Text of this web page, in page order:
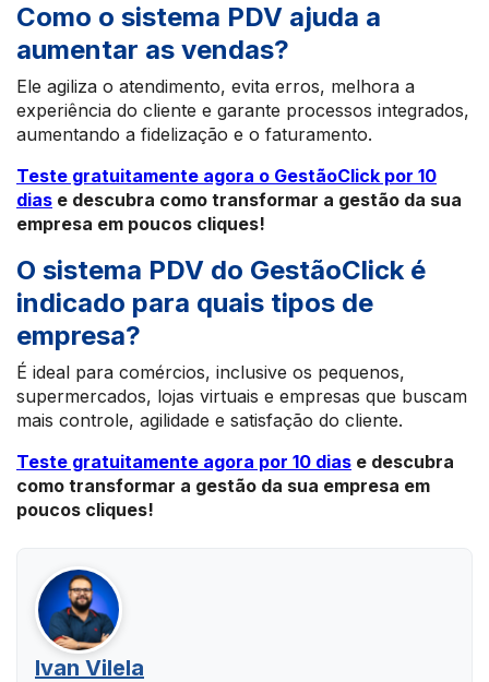
Como o sistema PDV ajuda a
aumentar as vendas?
Ele agiliza o atendimento, evita erros, melhora a
experiência do cliente e garante processos integrados,
aumentando a fidelização e o faturamento.
Teste gratuitamente agora o GestãoClick por 10
dias e descubra como transformar a gestão da sua
empresa em poucos cliques!
O sistema PDV do GestãoClick é
indicado para quais tipos de
empresa?
É ideal para comércios, inclusive os pequenos,
supermercados, lojas virtuais e empresas que buscam
mais controle, agilidade e satisfação do cliente.
Teste gratuitamente agora por 10 dias e descubra
como transformar a gestão da sua empresa em
poucos cliques!
Ivan Vilela